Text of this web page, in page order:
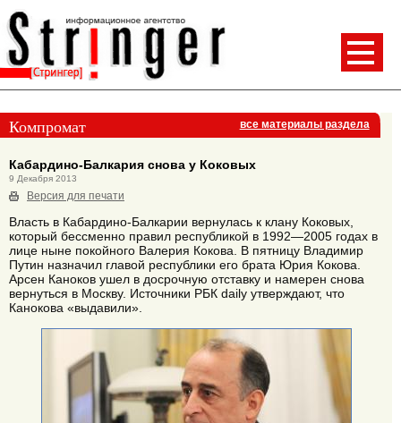
Компромат все материалы раздела
Кабардино-Балкария снова у Коковых
9 Декабря 2013
Версия для печати
Власть в Кабардино-Балкарии вернулась к клану Коковых,
который бессменно правил республикой в 1992—2005 годах в
лице ныне покойного Валерия Кокова. В пятницу Владимир
Путин назначил главой республики его брата Юрия Кокова.
Арсен Каноков ушел в досрочную отставку и намерен снова
вернуться в Москву. Источники РБК daily утверждают, что
Канокова «выдавили».